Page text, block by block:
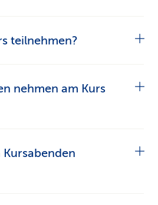
teilnehmen?
nehmen am Kurs
15 und mindestens
Kursabenden